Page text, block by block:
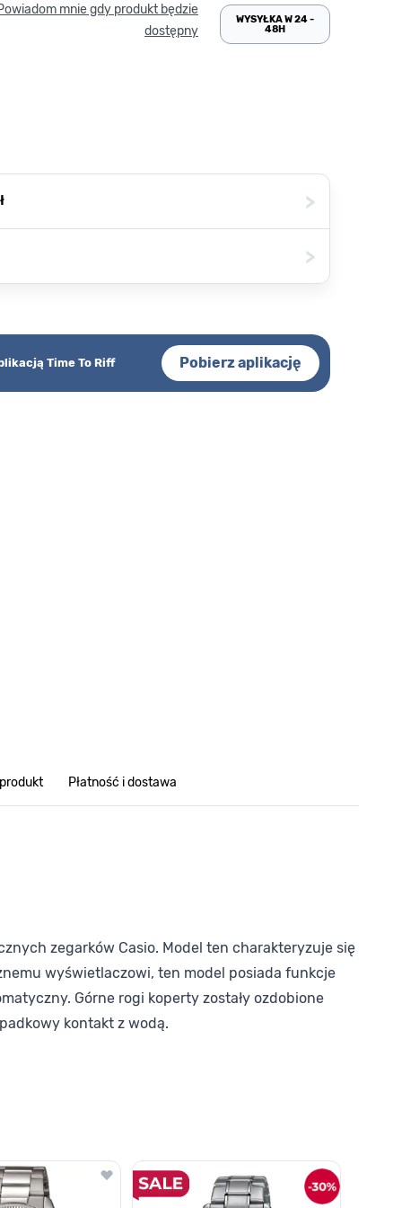
mnie gdy produkt będzie
dostępny
WYSYŁKA W 24 -
48H
>
>
Time To Riff Pobierz aplikację
Płatność i dostawa
zegarków Casio. Model ten charakteryzuje się
wyświetlaczowi, ten model posiada funkcje
Górne rogi koperty zostały ozdobione
kontakt z wodą.
nawigacji karuzeli za pomocą linka pomijającego.